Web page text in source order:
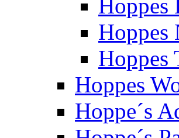
Hoppes
Hoppes
Hoppes
Hoppes
Hoppe´s